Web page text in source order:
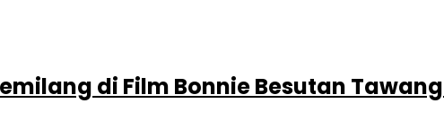
di Film Bonnie Besutan